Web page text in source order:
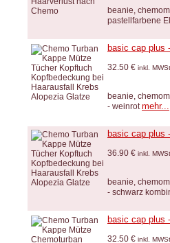
beanie,
pastellfarbene
basic cap plus
32.50 € inkl.
beanie,
- weinrot mehr...
basic cap plus
36.90 € inkl.
beanie,
- schwarz
basic cap plus
32.50 € inkl.